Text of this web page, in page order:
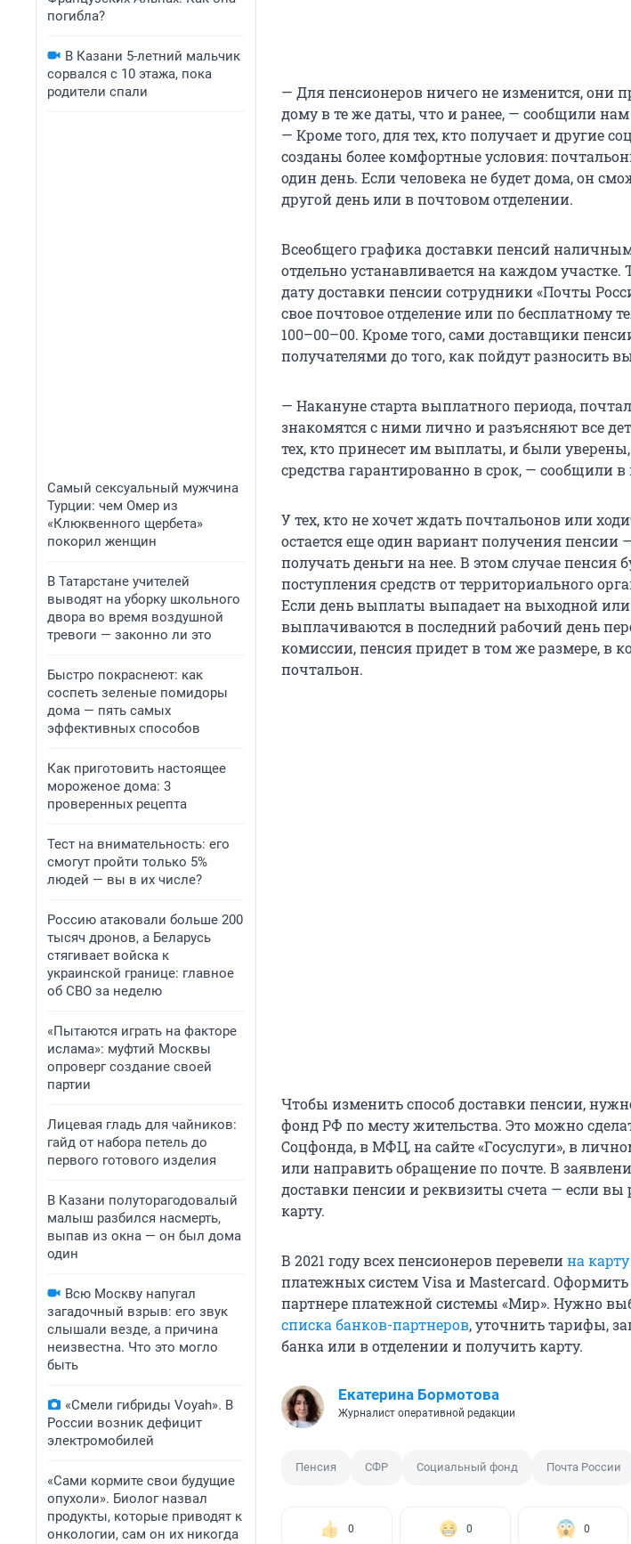
погибла?
В Казани 5-летний мальчик
сорвался с 10 этажа, пока
родители спали
Самый сексуальный мужчина
Турции: чем Омер из
«Клюквенного щербета»
покорил женщин
В Татарстане учителей
выводят на уборку школьного
двора во время воздушной
тревоги — законно ли это
Быстро покраснеют: как
соспеть зеленые помидоры
дома — пять самых
эффективных способов
Как приготовить настоящее
мороженое дома: 3
проверенных рецепта
Тест на внимательность: его
смогут пройти только 5%
людей — вы в их числе?
Россию атаковали больше 200
тысяч дронов, а Беларусь
стягивает войска к
украинской границе: главное
об СВО за неделю
«Пытаются играть на факторе
ислама»: муфтий Москвы
опроверг создание своей
партии
Лицевая гладь для чайников:
гайд от набора петель до
первого готового изделия
В Казани полуторагодовалый
малыш разбился насмерть,
выпав из окна — он был дома
один
Всю Москву напугал
загадочный взрыв: его звук
слышали везде, а причина
неизвестна. Что это могло
быть
«Смели гибриды Voyah». В
России возник дефицит
электромобилей
«Сами кормите свои будущие
опухоли». Биолог назвал
продукты, которые приводят к
онкологии, сам он их никогда
— Для пенсионеров ничего не изменится, они
дому в те же даты, что и ранее, — сообщили
— Кроме того, для тех, кто получает и другие
созданы более комфортные условия:
один день. Если человека не будет дома, он
другой день или в почтовом отделении.
Всеобщего графика доставки пенсий
отдельно устанавливается на каждом
дату доставки пенсии сотрудники «Почты
свое почтовое отделение или по бесплатному
100–00–00. Кроме того, сами доставщики
получателями до того, как пойдут разносить
— Накануне старта выплатного периода,
знакомятся с ними лично и разъясняют все
тех, кто принесет им выплаты, и были
средства гарантированно в срок, — сообщили
У тех, кто не хочет ждать почтальонов или
остается еще один вариант получения
получать деньги на нее. В этом случае пенсия
поступления средств от территориального
Если день выплаты выпадает на выходной
выплачиваются в последний рабочий день
комиссии, пенсия придет в том же размере, в
почтальон.
Чтобы изменить способ доставки пенсии,
фонд РФ по месту жительства. Это можно
Соцфонда, в МФЦ, на сайте «Госуслуги», в
или направить обращение по почте. В
доставки пенсии и реквизиты счета — если
карту.
В 2021 году всех пенсионеров перевелина
платежных систем Visa и Mastercard.
партнере платежной системы «Мир». Нужно
списка банков-партнеров, уточнить тарифы,
банка или в отделении и получить карту.
Екатерина Бормотова
Журналист оперативной редакции
Пенсия СФР Социальный фонд Почта России
0 0 0